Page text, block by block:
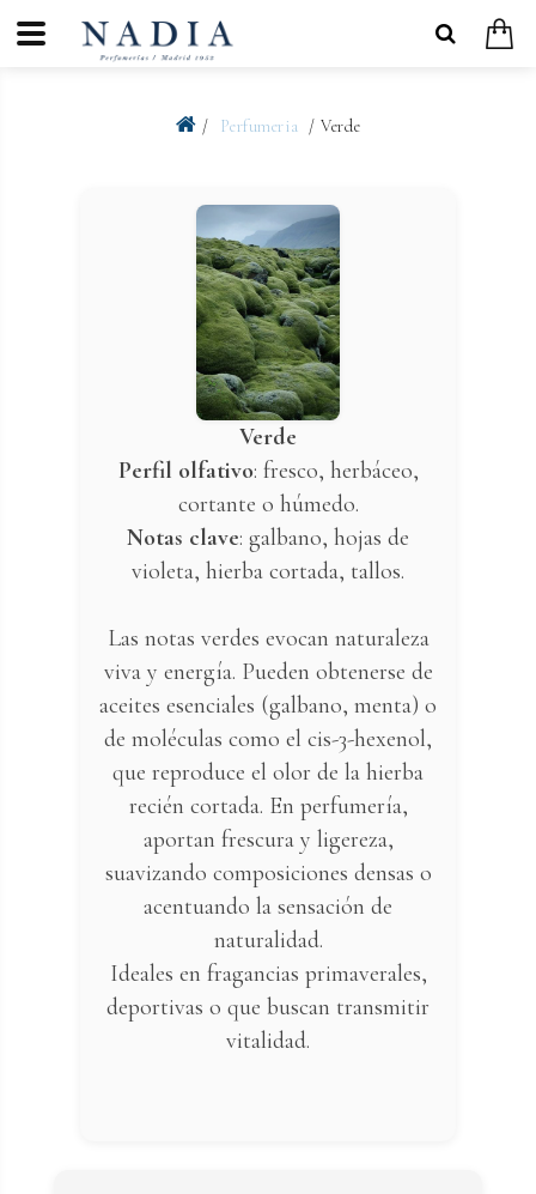
Perfumeria Verde
Verde
Perfil olfativo: fresco, herbáceo,
cortante o húmedo.
Notas clave: galbano, hojas de
violeta, hierba cortada, tallos.
Las notas verdes evocan naturaleza
viva y energía. Pueden obtenerse de
aceites esenciales (galbano, menta) o
de moléculas como el cis-3-hexenol,
que reproduce el olor de la hierba
recién cortada. En perfumería,
aportan frescura y ligereza,
suavizando composiciones densas o
acentuando la sensación de
naturalidad.
Ideales en fragancias primaverales,
deportivas o que buscan transmitir
vitalidad.